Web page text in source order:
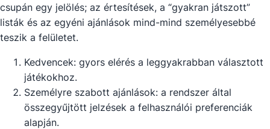
csupán egy jelölés; az értesítések, a “gyakran játszott”
listák és az egyéni ajánlások mind-mind személyesebbé
teszik a felületet.
Kedvencek: gyors elérés a leggyakrabban választott
játékokhoz.
Személyre szabott ajánlások: a rendszer által
összegyűjtött jelzések a felhasználói preferenciák
alapján.